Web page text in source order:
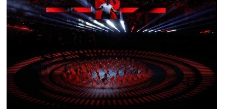
سياحة
وسفر
أخبار
إعلام